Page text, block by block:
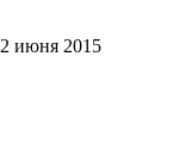
2 июня 2015